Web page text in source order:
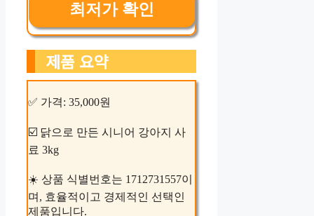
최저가 확인
제품 요약
✅ 가격: 35,000원
☑️ 닭으로 만든 시니어 강아지 사
료 3kg
☀️ 상품 식별번호는 1712731557이
며, 효율적이고 경제적인 선택인
제품입니다.